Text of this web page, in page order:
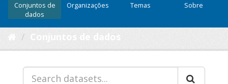
Conjuntos de
dados
Organizações Temas Sobre